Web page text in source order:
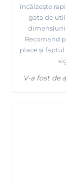
încălzește
gata de
Recomand
place și
V-a fost de